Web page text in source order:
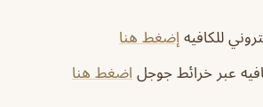
للكافيه إضغط هنا
عبر خرائط جوجل اضغط هنا